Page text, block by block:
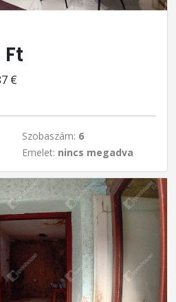
€
Szobaszám: 6
Emelet: nincs megadva